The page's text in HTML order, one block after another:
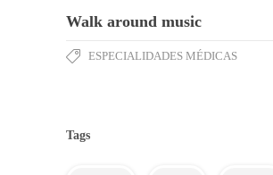
Walk around music
ESPECIALIDADES MÉDICAS
Tags